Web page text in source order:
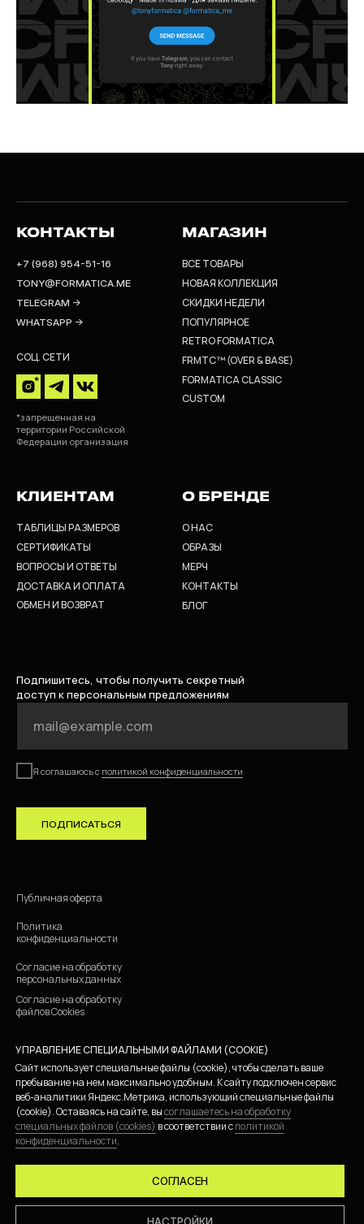
УПРАВЛЕНИЕ СПЕЦИАЛЬНЫМИ ФАЙЛАМИ (COOKIE)
Сайт использует специальные файлы (cookie), чтобы сделать ваше
пребывание на нем максимально удобным. К cайту подключен сервис
веб-аналитики Яндекс.Метрика, использующий специальные файлы
(cookie). Оставаясь на сайте, высоглашаетесь на обработку
специальных файлов (cookies) в соответствии сполитикой
конфиденциальности.
СОГЛАСЕН
Я соглашаюсь с политикой конфиденциальности
ПОДПИСАТЬСЯ
СКИДКИ НЕДЕЛИ
ПОПУЛЯРНОЕ
CUSTOM
FORMATICA CLASSIC
FRMTC™ (OVER & BASE)
RETRO FORMATICA
ВСЕ ТОВАРЫ
НОВАЯ КОЛЛЕКЦИЯ
TONY@FORMATICA.ME
+7 (968) 954-51-16
WHATSAPP →
TELEGRAM →
КОНТАКТЫ
ОБРАЗЫ
О НАС
КОНТАКТЫ
МЕРЧ
БЛОГ
МАГАЗИН
КЛИЕНТАМ
СЕРТИФИКАТЫ
ТАБЛИЦЫ РАЗМЕРОВ
ОБМЕН И ВОЗВРАТ
СОЦ. СЕТИ
ИП СКАЛЮК ВЛАДИСЛАВ ВАЛЕРЬЕВИЧ
ИНН 780255933123 ОГРНИП 323784700300761
Подпишитесь, чтобы получить секретный
доступ к персональным предложениям
*запрещенная на
территории Российской
Федерации организация
ДОСТАВКА И ОПЛАТА
Публичная оферта
Политика
конфиденциальности
Согласие на обработку
файлов Cookies
Согласие на обработку
персональных данных
ВОПРОСЫ И ОТВЕТЫ
О БРЕНДЕ
© 2026 FORMATICA РАЗРАБОТКА САЙТА — АННА ЖАРИКОВА